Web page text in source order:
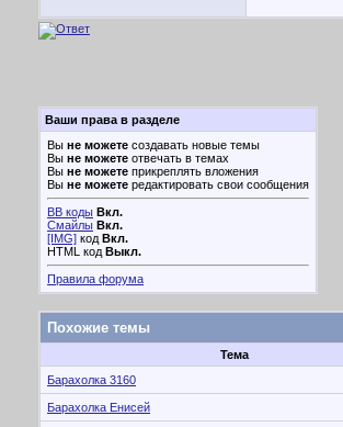
Ваши права в разделе
Вы не можете создавать новые темы
Вы не можете отвечать в темах
Вы не можете прикреплять вложения
Вы не можете редактировать свои сообщения
BB коды Вкл.
Смайлы Вкл.
[IMG] код Вкл.
HTML код Выкл.
Правила форума
Похожие темы
Тема
Барахолка 3160
Барахолка Енисей